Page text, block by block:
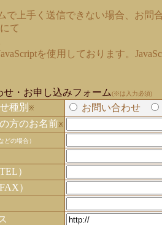
で上手く送信できない場合、お問
て
を使用しております。
せ・お申し込みフォーム(※は入力必須)
種別 ※ お問い合わせ
方のお名前※
どの場合）
）
）